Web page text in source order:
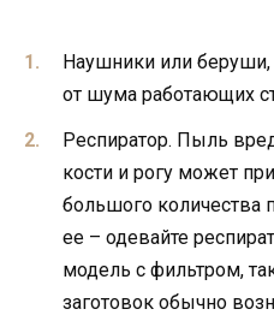
Наушники или
от шума работающих
Респиратор. Пыль
кости и рогу может
большого количества
ее – одевайте
модель с фильтром,
заготовок обычно